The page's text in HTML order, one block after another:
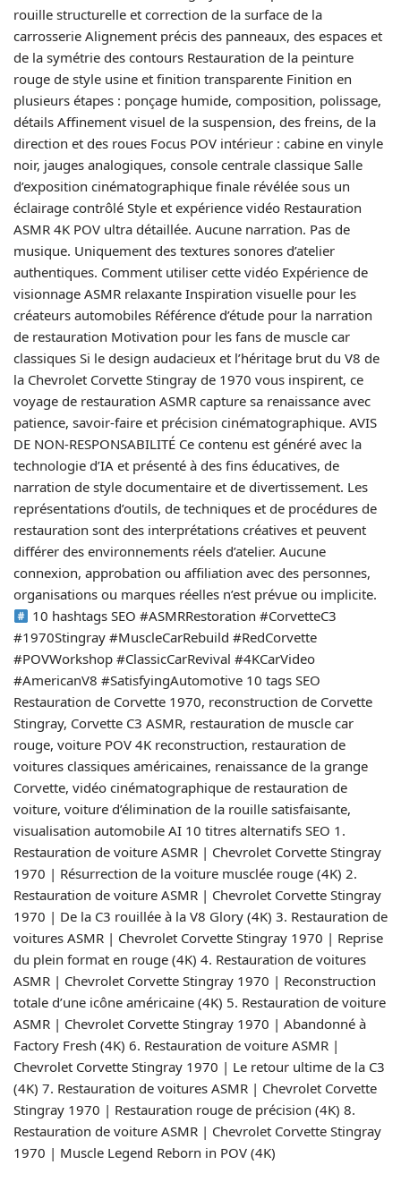
rouille structurelle et correction de la surface de la
carrosserie Alignement précis des panneaux, des espaces et
de la symétrie des contours Restauration de la peinture
rouge de style usine et finition transparente Finition en
plusieurs étapes : ponçage humide, composition, polissage,
détails Affinement visuel de la suspension, des freins, de la
direction et des roues Focus POV intérieur : cabine en vinyle
noir, jauges analogiques, console centrale classique Salle
d’exposition cinématographique finale révélée sous un
éclairage contrôlé Style et expérience vidéo Restauration
ASMR 4K POV ultra détaillée. Aucune narration. Pas de
musique. Uniquement des textures sonores d’atelier
authentiques. Comment utiliser cette vidéo Expérience de
visionnage ASMR relaxante Inspiration visuelle pour les
créateurs automobiles Référence d’étude pour la narration
de restauration Motivation pour les fans de muscle car
classiques Si le design audacieux et l’héritage brut du V8 de
la Chevrolet Corvette Stingray de 1970 vous inspirent, ce
voyage de restauration ASMR capture sa renaissance avec
patience, savoir-faire et précision cinématographique. AVIS
DE NON-RESPONSABILITÉ Ce contenu est généré avec la
technologie d’IA et présenté à des fins éducatives, de
narration de style documentaire et de divertissement. Les
représentations d’outils, de techniques et de procédures de
restauration sont des interprétations créatives et peuvent
différer des environnements réels d’atelier. Aucune
connexion, approbation ou affiliation avec des personnes,
organisations ou marques réelles n’est prévue ou implicite.
10 hashtags SEO #ASMRRestoration #CorvetteC3
#1970Stingray #MuscleCarRebuild #RedCorvette
#POVWorkshop #ClassicCarRevival #4KCarVideo
#AmericanV8 #SatisfyingAutomotive 10 tags SEO
Restauration de Corvette 1970, reconstruction de Corvette
Stingray, Corvette C3 ASMR, restauration de muscle car
rouge, voiture POV 4K reconstruction, restauration de
voitures classiques américaines, renaissance de la grange
Corvette, vidéo cinématographique de restauration de
voiture, voiture d’élimination de la rouille satisfaisante,
visualisation automobile AI 10 titres alternatifs SEO 1.
Restauration de voiture ASMR | Chevrolet Corvette Stingray
1970 | Résurrection de la voiture musclée rouge (4K) 2.
Restauration de voiture ASMR | Chevrolet Corvette Stingray
1970 | De la C3 rouillée à la V8 Glory (4K) 3. Restauration de
voitures ASMR | Chevrolet Corvette Stingray 1970 | Reprise
du plein format en rouge (4K) 4. Restauration de voitures
ASMR | Chevrolet Corvette Stingray 1970 | Reconstruction
totale d’une icône américaine (4K) 5. Restauration de voiture
ASMR | Chevrolet Corvette Stingray 1970 | Abandonné à
Factory Fresh (4K) 6. Restauration de voiture ASMR |
Chevrolet Corvette Stingray 1970 | Le retour ultime de la C3
(4K) 7. Restauration de voitures ASMR | Chevrolet Corvette
Stingray 1970 | Restauration rouge de précision (4K) 8.
Restauration de voiture ASMR | Chevrolet Corvette Stingray
1970 | Muscle Legend Reborn in POV (4K)